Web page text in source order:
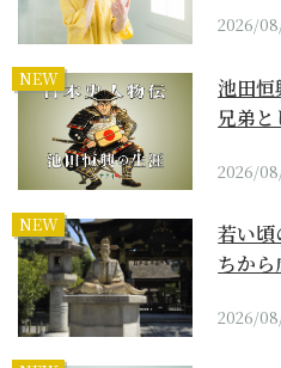
2026/
NEW
池田恒
兄弟
2026/
NEW
若い頃
ちか
2026/